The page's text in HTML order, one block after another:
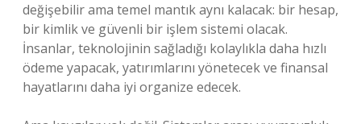
değişebilir ama temel mantık aynı kalacak: bir hesap,
bir kimlik ve güvenli bir işlem sistemi olacak.
İnsanlar, teknolojinin sağladığı kolaylıkla daha hızlı
ödeme yapacak, yatırımlarını yönetecek ve finansal
hayatlarını daha iyi organize edecek.